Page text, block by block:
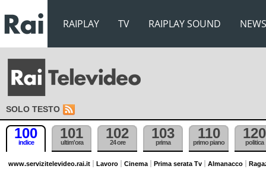
RAIPLAY TV RAIPLAY SOUND NEWS
SOLO TESTO
100
indice
101
ultim'ora
102
24 ore
103
prima
110
primo piano
120
politica
www.servizitelevideo.rai.it Lavoro Cinema Prima serata Tv Almanacco